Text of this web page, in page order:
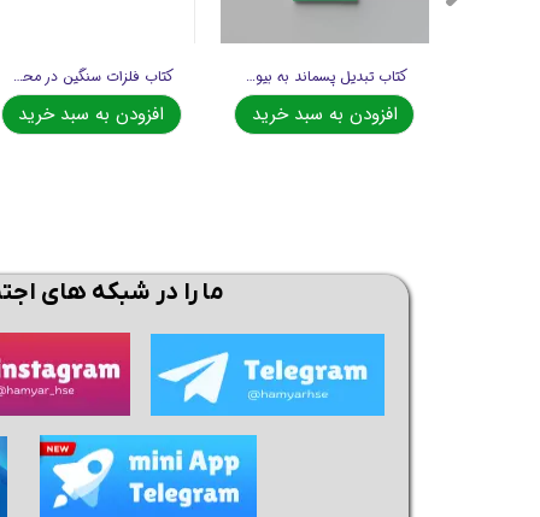
کتاب فلزات سنگین در محیط زیست
افزودن به سبد خرید
کتاب تبدیل پسماند به بیوهیدروژن تجدیدپذیر
افزودن به سبد خرید
ما را در شبکه های